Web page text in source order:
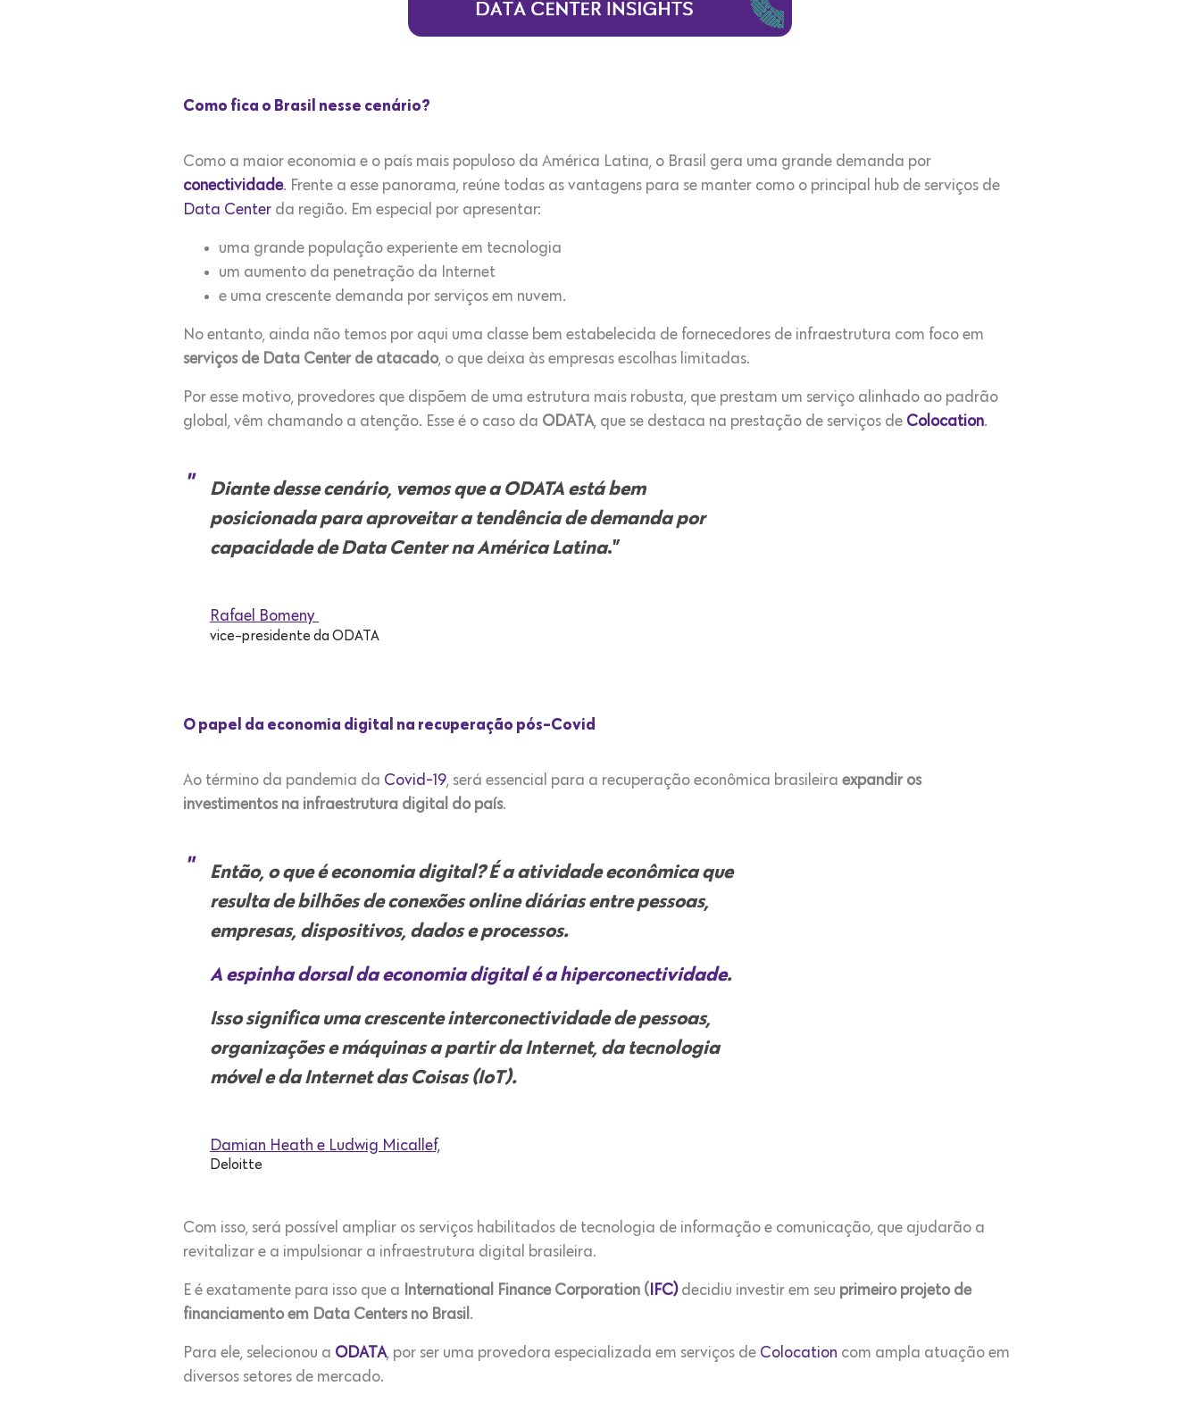
Como fica o Brasil nesse cenário?
Como a maior economia e o país mais populoso da América Latina, o Brasil gera uma grande demanda por
conectividade. Frente a esse panorama, reúne todas as vantagens para se manter como o principal hub de serviços de
Data Center da região. Em especial por apresentar:
uma grande população experiente em tecnologia
um aumento da penetração da Internet
e uma crescente demanda por serviços em nuvem.
No entanto, ainda não temos por aqui uma classe bem estabelecida de fornecedores de infraestrutura com foco em
serviços de Data Center de atacado, o que deixa às empresas escolhas limitadas.
Por esse motivo, provedores que dispõem de uma estrutura mais robusta, que prestam um serviço alinhado ao padrão
global, vêm chamando a atenção. Esse é o caso da ODATA, que se destaca na prestação de serviços de Colocation.
Diante desse cenário, vemos que a ODATA está bem
posicionada para aproveitar a tendência de demanda por
capacidade de Data Center na América Latina.”
Rafael Bomeny
vice-presidente da ODATA
O papel da economia digital na recuperação pós-Covid
Ao término da pandemia da Covid-19, será essencial para a recuperação econômica brasileira expandir os
investimentos na infraestrutura digital do país.
Então, o que é economia digital? É a atividade econômica que
resulta debilhões de conexões online diáriasentre pessoas,
empresas, dispositivos, dados e processos.
A espinha dorsal da economia digital é a hiperconectividade.
Isso significa uma crescente interconectividade de pessoas,
organizações e máquinasa partir da Internet, da tecnologia
móvel e da Internet das Coisas (IoT).
Damian Heath e Ludwig Micallef,
Deloitte
Com isso, será possível ampliar os serviços habilitados de tecnologia de informação e comunicação, que ajudarão a
revitalizar e a impulsionar a infraestrutura digital brasileira.
E é exatamente para isso que a International Finance Corporation ( IFC)decidiu investir em seu primeiro projeto de
financiamento em Data Centers no Brasil .
Para ele, selecionou a ODATA, por ser uma provedora especializada em serviços de Colocation com ampla atuação em
diversos setores de mercado.